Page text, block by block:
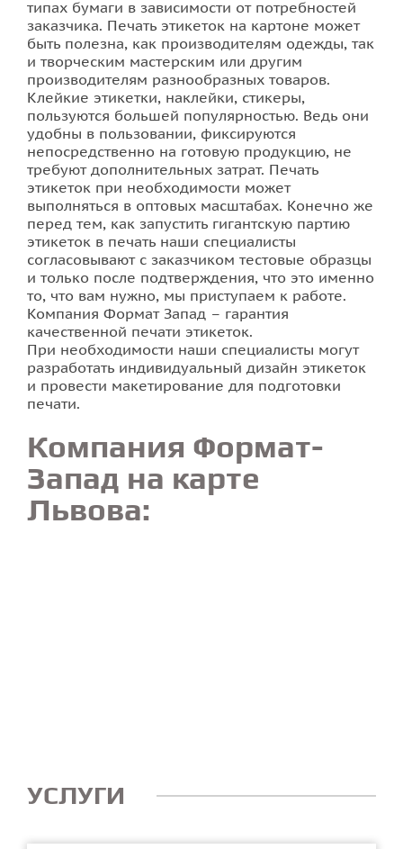
типах бумаги в зависимости от потребностей
заказчика. Печать этикеток на картоне может
быть полезна, как производителям одежды, так
и творческим мастерским или другим
производителям разнообразных товаров.
Клейкие этикетки, наклейки, стикеры,
пользуются большей популярностью. Ведь они
удобны в пользовании, фиксируются
непосредственно на готовую продукцию, не
требуют дополнительных затрат. Печать
этикеток при необходимости может
выполняться в оптовых масштабах. Конечно же
перед тем, как запустить гигантскую партию
этикеток в печать наши специалисты
согласовывают с заказчиком тестовые образцы
и только после подтверждения, что это именно
то, что вам нужно, мы приступаем к работе.
Компания Формат Запад – гарантия
качественной печати этикеток.
При необходимости наши специалисты могут
разработать индивидуальный дизайн этикеток
и провести макетирование для подготовки
печати.
Компания Формат-
Запад на карте
Львова:
УСЛУГИ